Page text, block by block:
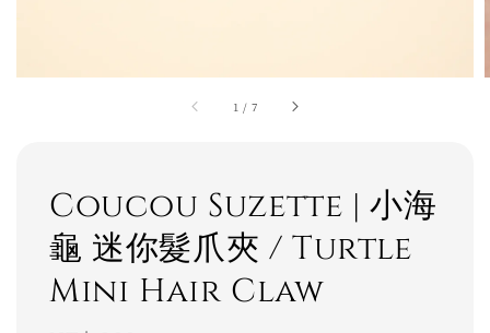
1 / 7
Coucou Suzette | 小海
龜 迷你髮爪夾 / Turtle
Mini Hair Claw